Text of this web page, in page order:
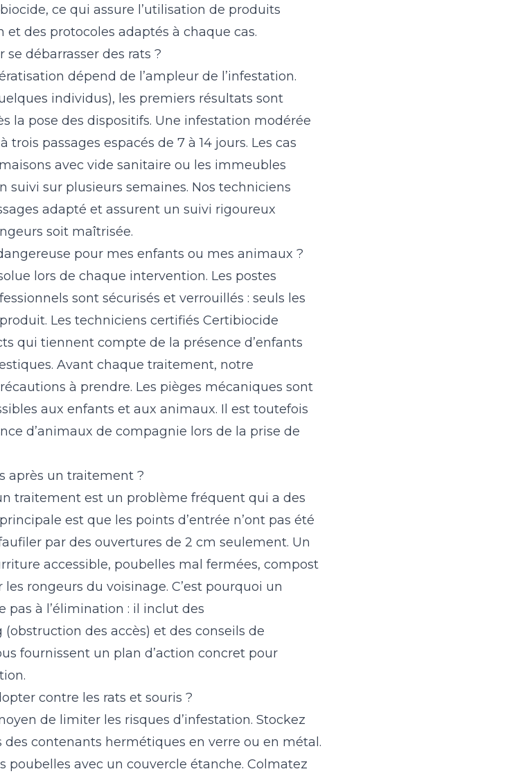
ce qui assure l’utilisation de produits
des protocoles adaptés à chaque cas.
débarrasser des rats ?
dépend de l’ampleur de l’infestation.
individus), les premiers résultats sont
la pose des dispositifs. Une infestation modérée
passages espacés de 7 à 14 jours. Les cas
avec vide sanitaire ou les immeubles
suivi sur plusieurs semaines. Nos techniciens
adapté et assurent un suivi rigoureux
soit maîtrisée.
pour mes enfants ou mes animaux ?
lors de chaque intervention. Les postes
sont sécurisés et verrouillés : seuls les
Les techniciens certifiés Certibiocide
qui tiennent compte de la présence d’enfants
Avant chaque traitement, notre
à prendre. Les pièges mécaniques sont
aux enfants et aux animaux. Il est toutefois
d’animaux de compagnie lors de la prise de
après un traitement ?
traitement est un problème fréquent qui a des
est que les points d’entrée n’ont pas été
par des ouvertures de 2 cm seulement. Un
accessible, poubelles mal fermées, compost
rongeurs du voisinage. C’est pourquoi un
à l’élimination : il inclut des
des accès) et des conseils de
fournissent un plan d’action concret pour
contre les rats et souris ?
de limiter les risques d’infestation. Stockez
contenants hermétiques en verre ou en métal.
poubelles avec un couvercle étanche. Colmatez